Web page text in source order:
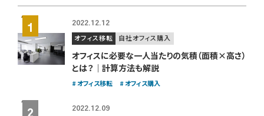
2022.12.12
オフィス移転 自社オフィス購入
オフィスに必要な一人当たりの気積（面積×高さ）
とは？｜計算方法も解説
オフィス移転 オフィス購入
2022.12.09